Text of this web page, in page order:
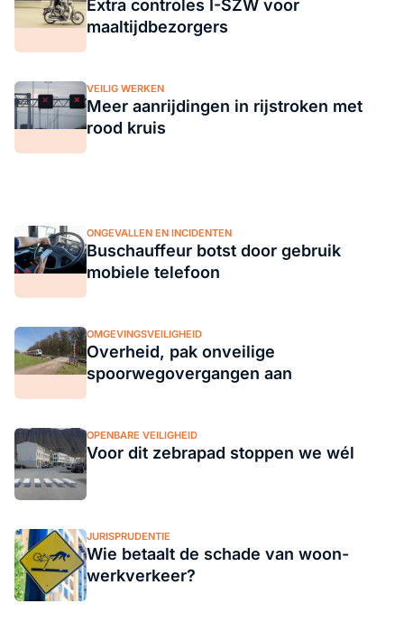
Extra controles I-SZW voor
maaltijdbezorgers
VEILIG WERKEN
Meer aanrijdingen in rijstroken met
rood kruis
ONGEVALLEN EN INCIDENTEN
Buschauffeur botst door gebruik
mobiele telefoon
OMGEVINGSVEILIGHEID
Overheid, pak onveilige
spoorwegovergangen aan
OPENBARE VEILIGHEID
Voor dit zebrapad stoppen we wél
JURISPRUDENTIE
Wie betaalt de schade van woon-
werkverkeer?